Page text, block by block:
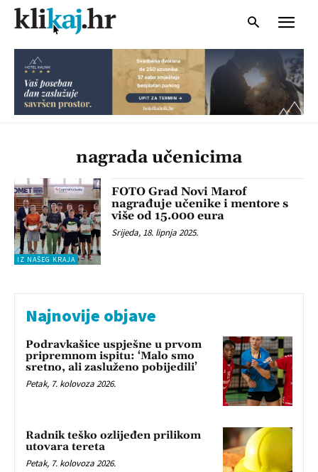
nagrada učenicima
IZ NAŠEG KRAJA
FOTO Grad Novi Marof
nagrađuje učenike i mentore s
više od 15.000 eura
Srijeda, 18. lipnja 2025.
Najnovije objave
Podravkašice uspješne u prvom
pripremnom ispitu: ‘Malo smo
sretno, ali zasluženo pobijedili’
Petak, 7. kolovoza 2026.
Radnik teško ozlijeđen prilikom
utovara tereta
Petak, 7. kolovoza 2026.